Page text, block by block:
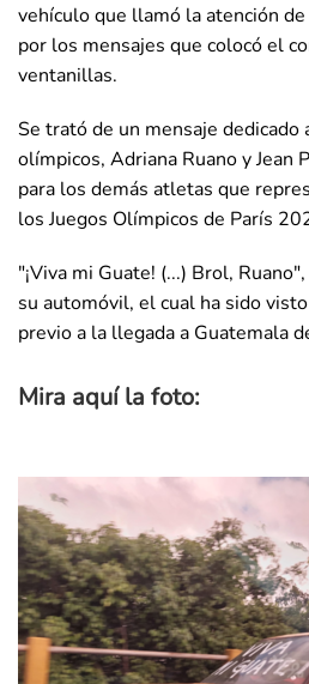
vehículo que llamó la atención
por los mensajes que colocó el
ventanillas.
Se trató de un mensaje dedicado
olímpicos, Adriana Ruano y Jean
para los demás atletas que
los Juegos Olímpicos de París
"¡Viva mi Guate! (...) Brol,
su automóvil, el cual ha sido
previo a la llegada a Guatemala
Mira aquí la foto: